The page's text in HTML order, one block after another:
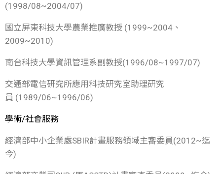
(1998/08~2004/07)
國立屏東科技大學農業推廣教授 (1999~2004、
2009~2010)
南台科技大學資訊管理系副教授(1996/08~1997/07)
交通部電信研究所應用科技研究室助理研究
員 (1989/06~1996/06)
學術/社會服務
經濟部中小企業處SBIR計畫服務領域主審委員(2012~迄
今)